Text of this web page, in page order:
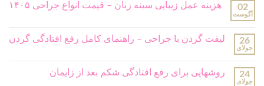
02
آگوست
هزینه عمل زیبایی سینه زنان – قیمت انواع جراحی ۱۴۰۵
26
جولای
لیفت گردن با جراحی – راهنمای کامل رفع افتادگی گردن
24
جولای
روشهایی برای رفع افتادگی شکم بعد از زایمان